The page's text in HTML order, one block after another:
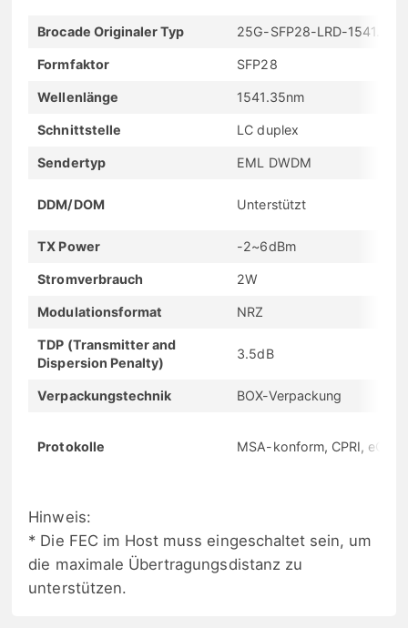
Brocade Originaler Typ 25G-SFP28-LRD-1541.35
Formfaktor SFP28
Wellenlänge 1541.35nm
Schnittstelle LC duplex
Sendertyp EML DWDM
DDM/DOM Unterstützt
TX Power -2~6dBm
Stromverbrauch 2W
Modulationsformat NRZ
TDP (Transmitter and
Dispersion Penalty)
3.5dB
Verpackungstechnik BOX-Verpackung
Protokolle MSA-konform, CPRI, eCPRI
Hinweis:
* Die FEC im Host muss eingeschaltet sein, um
die maximale Übertragungsdistanz zu
unterstützen.